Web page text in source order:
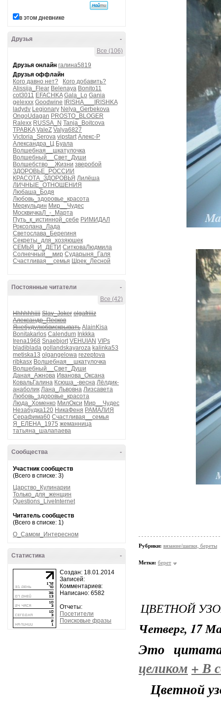
в этом дневнике
-
Друзья
Все (106)
Друзья онлайн галина5819
Друзья оффлайн
Кого давно нет?
Кого добавить?
Alissija_Flear Belenaya Bonito11
cot3011 EFACHKA Gala_Lo Gania
gelexxx Goodwine
IRISHA___IRISHKA
ladydv Legionary Nelya_Gerbekova
OngoUdagan PROSTO_BLOGER
Ralexx RUSSA_N Tanja_Boitcova
TPABKA ValeZ Valya6827
Victoria_Serova vipstart Алекс-Р
Александра_Ц Буала
Волшебная__шкатулочка
Волшебный__Свет_Души
Волшебство__Жизни зверобой
ЗДОРОВЬЕ_РОССИИ
КРАСОТА_ЗДОРОВЬЯ Лилёша
ЛИЧНЫЕ_ОТНОШЕНИЯ
Любаша_Бодя
Любовь_здоровье_красота
Меркульдин Мир__Чудес
МосквичкаЛ_-_Марта
Путь_к_истинной_себе РИМИДАЛ
Роксолана_Лада
Светослава_Берегиня
Секреты_для_хозяюшек
СЕМЬЯ_И_ДЕТИ СитковаЛюдмила
Солнечный__мир Сударыня_Галя
Счастливая__семья Шрек_Лесной
-
Постоянные читатели
Все (42)
Hhhhhhjjjj Slav_Joker olgafriiiz
Александр_Песков
Янебудулюбвискрывать AlainKisa
Bonitakarlos Calendum Inkkka
Irena1968 Snaebjort VEHUIAN VIPs
bladiblada gollandskayaroza kalinka53
metiska13 olgangelowa rezeptova
ribkasx Волшебная__шкатулочка
Волшебный__Свет_Души
Даная_Ажнова Иванова_Оксана
КовальГалина Ксюша_-весна Лёлдик-
анаболик Лана_Львовна Лизсавета
Любовь_здоровье_красота
Люда_Хоменко МилОкси Мир__Чудес
Незабудка120 НикаФеня РАМАЛИЯ
Серафима60 Счастливая__семья
Я_ЕЛЕНА_1975 жеманница
татьяна_шалапаева
-
Сообщества
Участник сообществ
(Всего в списке: 3)
Царство_Кулинарии
Только_для_женщин
Questions_LiveInternet
Читатель сообществ
(Всего в списке: 1)
О_Самом_Интересном
-
Статистика
Создан: 18.01.2014
Записей:
Комментариев:
Написано: 6582
Отчеты:
Посетители
Поисковые фразы
Рубрики: вязание/шапки, береты
Метки: берет
ЦВЕТНОЙ
Четверг, 17
Это
целиком +В
Цветной